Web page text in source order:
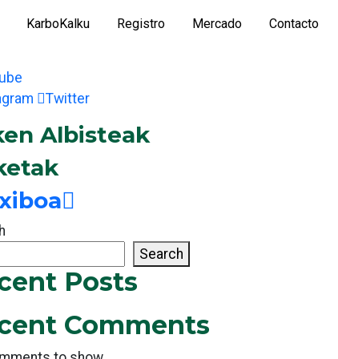
KarboKalku Registro Mercado Contacto
Twitter
Albisteak
Search
Posts
Comments